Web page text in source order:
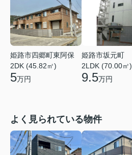
姫路市四郷町東阿保
2DK (45.82㎡)
5万円
姫路市坂元町
2LDK (70.00㎡)
9.5万円
よく見られている物件